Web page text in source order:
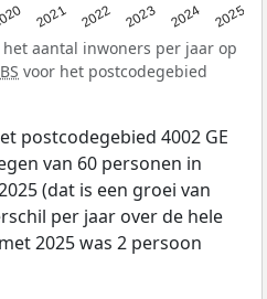
2021 2022 2023 2024 2025
aantal inwoners per jaar op
voor het postcodegebied
postcodegebied 4002 GE
van 60 personen in
(dat is een groei van
per jaar over de hele
2025 was 2 persoon